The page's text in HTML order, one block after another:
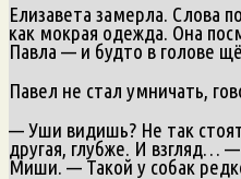
Елизавета замерла. Слова
как мокрая одежда. Она
Павла — и будто в голове
Павел не стал умничать,
— Уши видишь? Не так
другая, глубже. И взгляд…
Миши. — Такой у собак